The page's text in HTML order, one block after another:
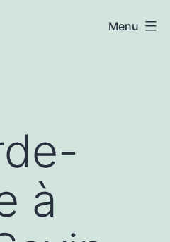
Menu
à